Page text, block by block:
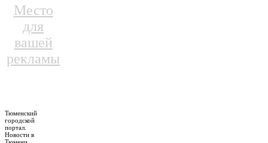
Место
для
вашей
рекламы
Тюменский
городской
портал.
Новости в